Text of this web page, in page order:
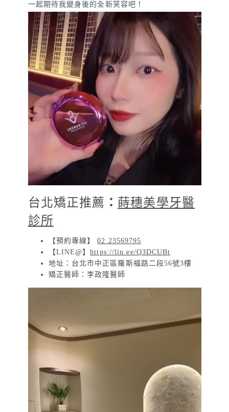
一起期待我變身後的全新笑容吧！
台北矯正推薦 ： 蒔穗美學牙醫
診所
【預約專線】
02 23569795
【LINE@】https://lin.ee/Q3DCUBt
地址：台北市中正區羅斯福路二段56號3樓
矯正醫師：李政隆醫師